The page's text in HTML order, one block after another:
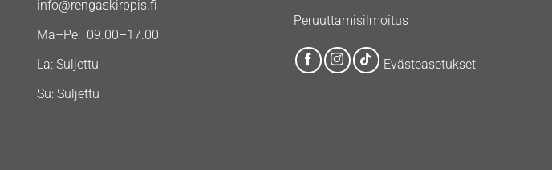
info@rengaskirppis.fi
Ma–Pe: 09.00–17.00
La: Suljettu
Su: Suljettu
Peruuttamisilmoitus
Evästeasetukset